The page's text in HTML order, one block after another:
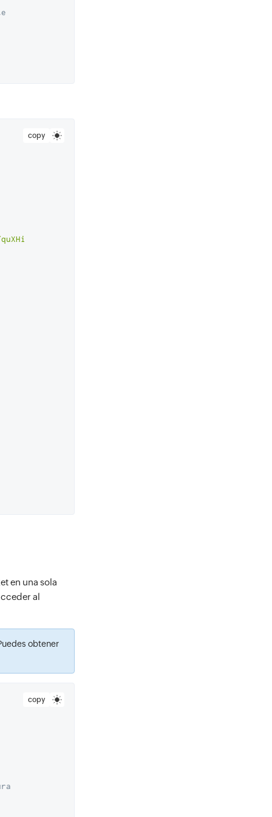
copy
en una sola
al
obtener
copy